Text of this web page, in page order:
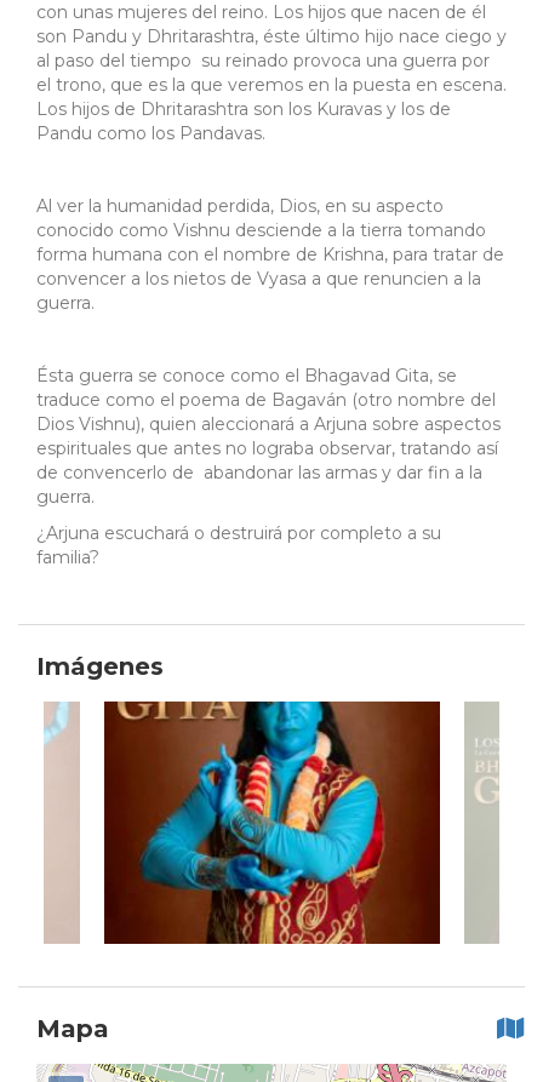
con unas mujeres del reino. Los hijos que nacen de él
son Pandu y Dhritarashtra, éste último hijo nace ciego y
al paso del tiempo su reinado provoca una guerra por
el trono, que es la que veremos en la puesta en escena.
Los hijos de Dhritarashtra son los Kuravas y los de
Pandu como los Pandavas.
Al ver la humanidad perdida, Dios, en su aspecto
conocido como Vishnu desciende a la tierra tomando
forma humana con el nombre de Krishna, para tratar de
convencer a los nietos de Vyasa a que renuncien a la
guerra.
Ésta guerra se conoce como el Bhagavad Gita, se
traduce como el poema de Bagaván (otro nombre del
Dios Vishnu), quien aleccionará a Arjuna sobre aspectos
espirituales que antes no lograba observar, tratando así
de convencerlo de abandonar las armas y dar fin a la
guerra.
¿Arjuna escuchará o destruirá por completo a su
familia?
Imágenes
Mapa